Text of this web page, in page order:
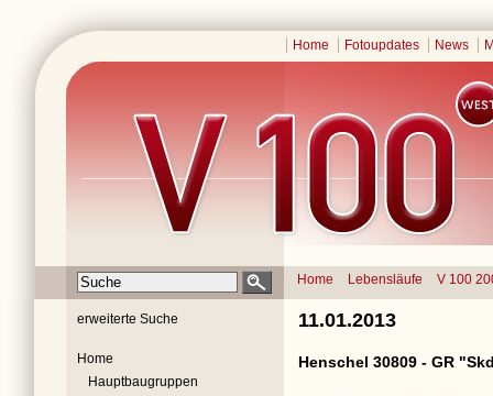
Home Fotoupdates News
Home Lebensläufe V 100
erweiterte Suche
Home
Hauptbaugruppen
11.01.2013
Henschel 30809 - GR